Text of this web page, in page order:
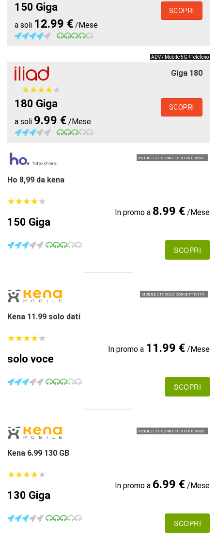
150 Giga
a soli 12.99 € /Mese
SCOPRI
ADV / Mobile 5G +Telefono
Giga 180
★★★★★
★★★★★
180 Giga
a soli 9.99 € /Mese
SCOPRI
MOBILE LTE CONNETTIVITÀ E VOCE
Ho 8,99 da kena
★★★★★
★★★★★
150 Giga
In promo a 8.99 €/Mese
SCOPRI
MOBILE LTE SOLO CONNETTIVITÀ
Kena 11.99 solo dati
★★★★★
★★★★★
solo voce
In promo a 11.99 €/Mese
SCOPRI
MOBILE LTE CONNETTIVITÀ E VOCE
Kena 6.99 130 GB
★★★★★
★★★★★
130 Giga
In promo a 6.99 €/Mese
SCOPRI